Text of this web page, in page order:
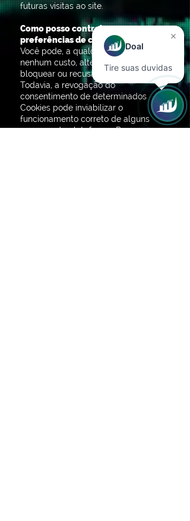
futuras visitas ao site.
Como posso controlar as
preferências de cookies?
Você pode, a qualquer tempo e sem
nenhum custo, alterar as permissões,
bloquear ou recusar os Cookies.
Todavia, a revogação do
consentimento de determinados
Cookies pode inviabilizar o
funcionamento correto de alguns
recursos da plataforma. Para
Doal
Tire suas duvidas